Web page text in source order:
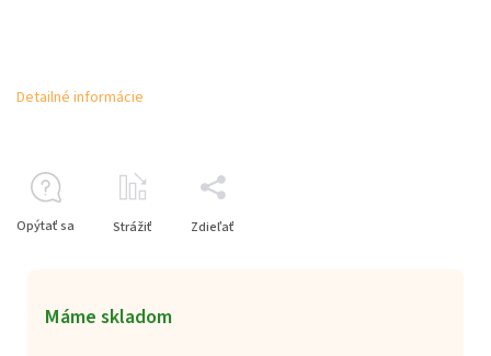
Máme skladom
Detailné informácie
Opýtať sa Strážiť Zdieľať